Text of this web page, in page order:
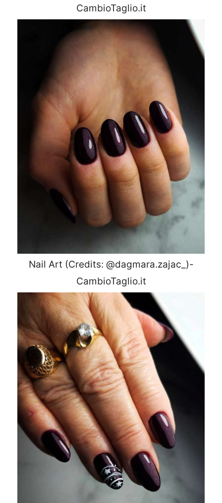
CambioTaglio.it
Nail Art (Credits: @dagmara.zajac_)-
CambioTaglio.it